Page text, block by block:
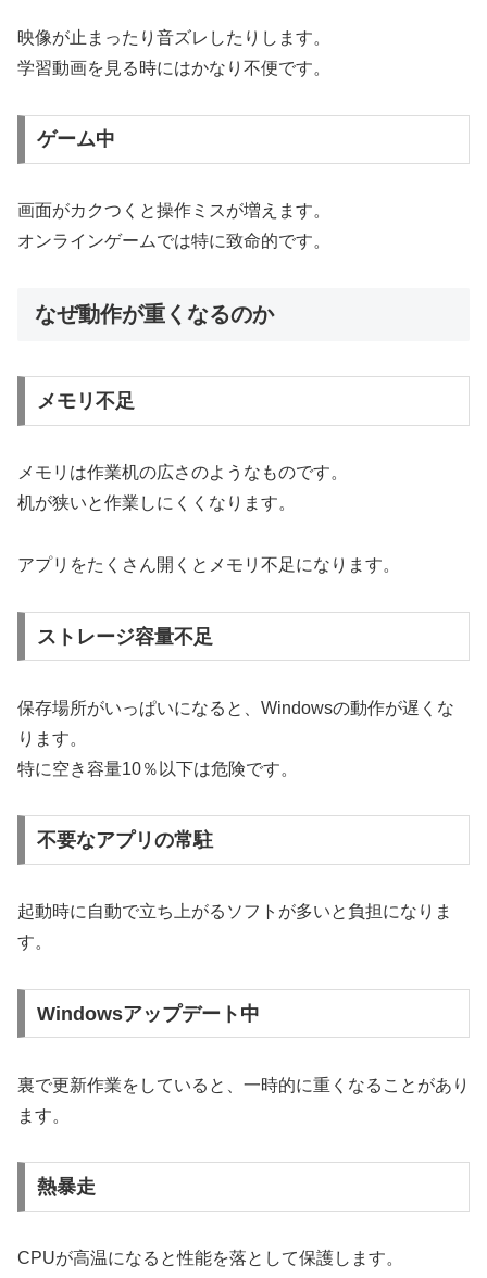
映像が止まったり音ズレしたりします。
学習動画を見る時にはかなり不便です。
ゲーム中
画面がカクつくと操作ミスが増えます。
オンラインゲームでは特に致命的です。
なぜ動作が重くなるのか
メモリ不足
メモリは作業机の広さのようなものです。
机が狭いと作業しにくくなります。
アプリをたくさん開くとメモリ不足になります。
ストレージ容量不足
保存場所がいっぱいになると、Windowsの動作が遅くな
ります。
特に空き容量10％以下は危険です。
不要なアプリの常駐
起動時に自動で立ち上がるソフトが多いと負担になりま
す。
Windowsアップデート中
裏で更新作業をしていると、一時的に重くなることがあり
ます。
熱暴走
CPUが高温になると性能を落として保護します。